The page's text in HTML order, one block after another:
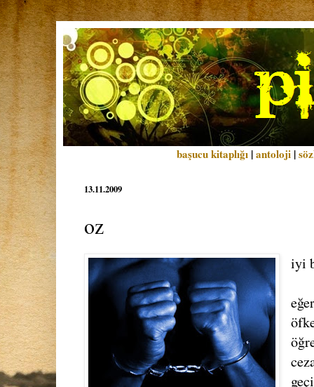
başucu kitaplığı |antoloji |
13.11.2009
oz
iyi